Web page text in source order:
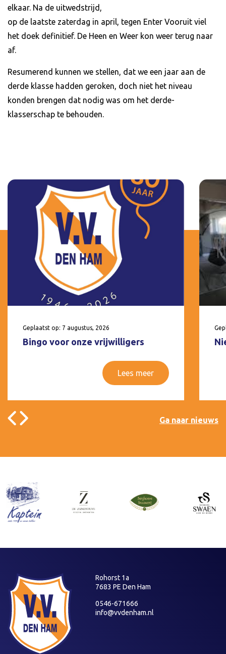
elkaar. Na de uitwedstrijd,
op de laatste zaterdag in april, tegen Enter Vooruit viel
het doek definitief. De Heen en Weer kon weer terug naar
af.
Resumerend kunnen we stellen, dat we een jaar aan de
derde klasse hadden geroken, doch niet het niveau
konden brengen dat nodig was om het derde-
klasserschap te behouden.
Geplaatst op: 7 augustus, 2026
Bingo voor onze vrijwilligers
Lees meer
Ga naar nieuws
Rohorst 1a
7683 PE Den Ham
0546-671666
info@vvdenham.nl